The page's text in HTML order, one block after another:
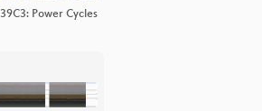
39C3: Power Cycles